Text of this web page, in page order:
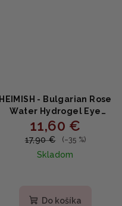
HEIMISH - Bulgarian Rose
Water Hydrogel Eye
Patch - náplasti na očné
okolie 60ks
11,60 €
17,90 € (–35 %)
Skladom
produktu
Do košíka